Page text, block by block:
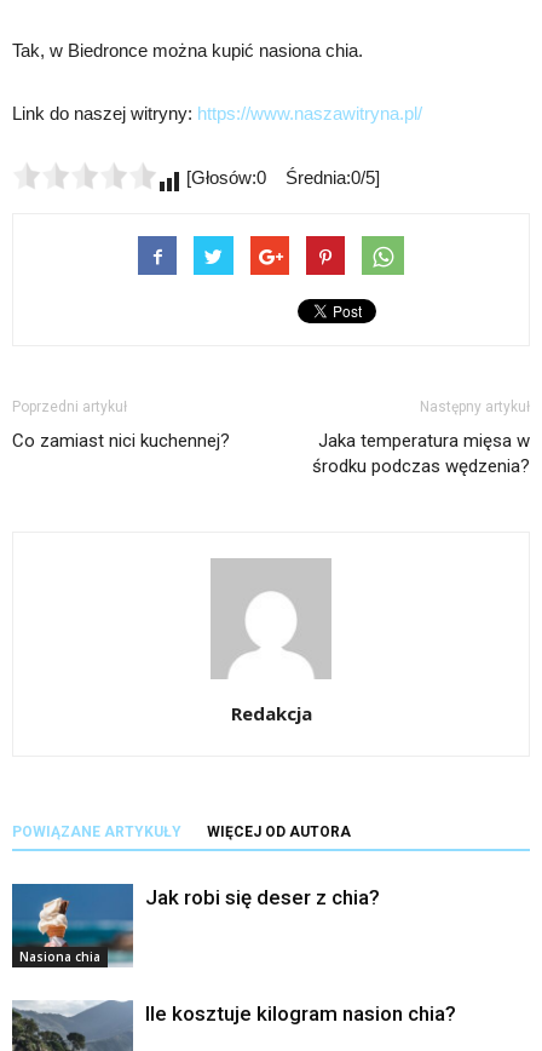
Tak, w Biedronce można kupić nasiona chia.
Link do naszej witryny: https://www.naszawitryna.pl/
[Głosów:0 Średnia:0/5]
Poprzedni artykuł
Co zamiast nici kuchennej?
Następny artykuł
Jaka temperatura mięsa w
środku podczas wędzenia?
Redakcja
POWIĄZANE ARTYKUŁY WIĘCEJ OD AUTORA
Nasiona chia
Jak robi się deser z chia?
Ile kosztuje kilogram nasion chia?